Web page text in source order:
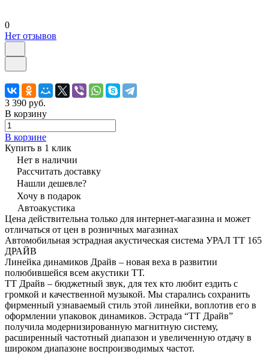
0
Нет отзывов
3 390 руб.
В корзину
В корзине
Купить в 1 клик
Нет в наличии
Рассчитать доставку
Нашли дешевле?
Хочу в подарок
Автоакустика
Цена действительна только для интернет-магазина и может
отличаться от цен в розничных магазинах
Автомобильная эстрадная акустическая система УРАЛ ТТ 165
ДРАЙВ
Линейка динамиков Драйв – новая веха в развитии
полюбившейся всем акустики ТТ.
ТТ Драйв – бюджетный звук, для тех кто любит ездить с
громкой и качественной музыкой. Мы старались сохранить
фирменный узнаваемый стиль этой линейки, воплотив его в
оформлении упаковок динамиков. Эстрада “ТТ Драйв”
получила модернизированную магнитную систему,
расширенный частотный диапазон и увеличенную отдачу в
широком диапазоне воспроизводимых частот.